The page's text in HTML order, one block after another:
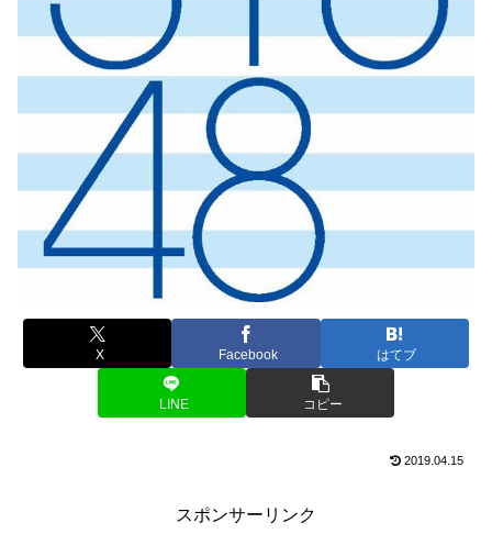
X Facebook はてブ
LINE コピー
2019.04.15
スポンサーリンク